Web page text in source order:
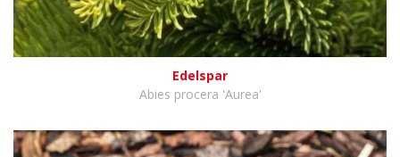
Edelspar
Abies procera 'Aurea'